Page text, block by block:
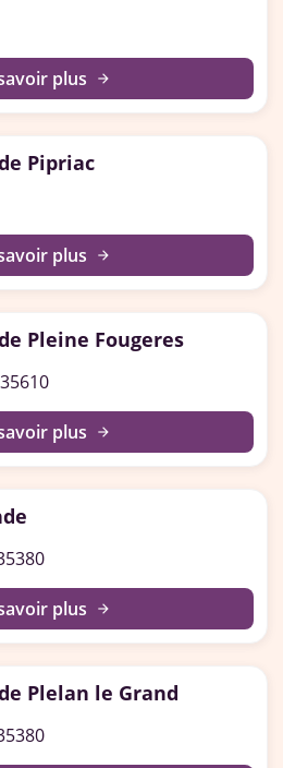
plus arrow_forward
Pipriac
plus arrow_forward
Pleine Fougeres
plus arrow_forward
plus arrow_forward
Plelan le Grand